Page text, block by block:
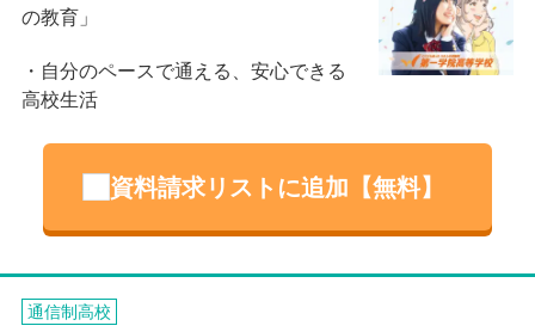
の教育」
自分のペースで通える、安心できる
高校生活
資料請求リストに追加【無料】
通信制高校